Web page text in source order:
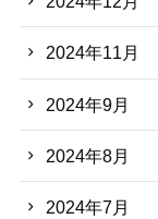
2024年11月
2024年9月
2024年8月
2024年7月